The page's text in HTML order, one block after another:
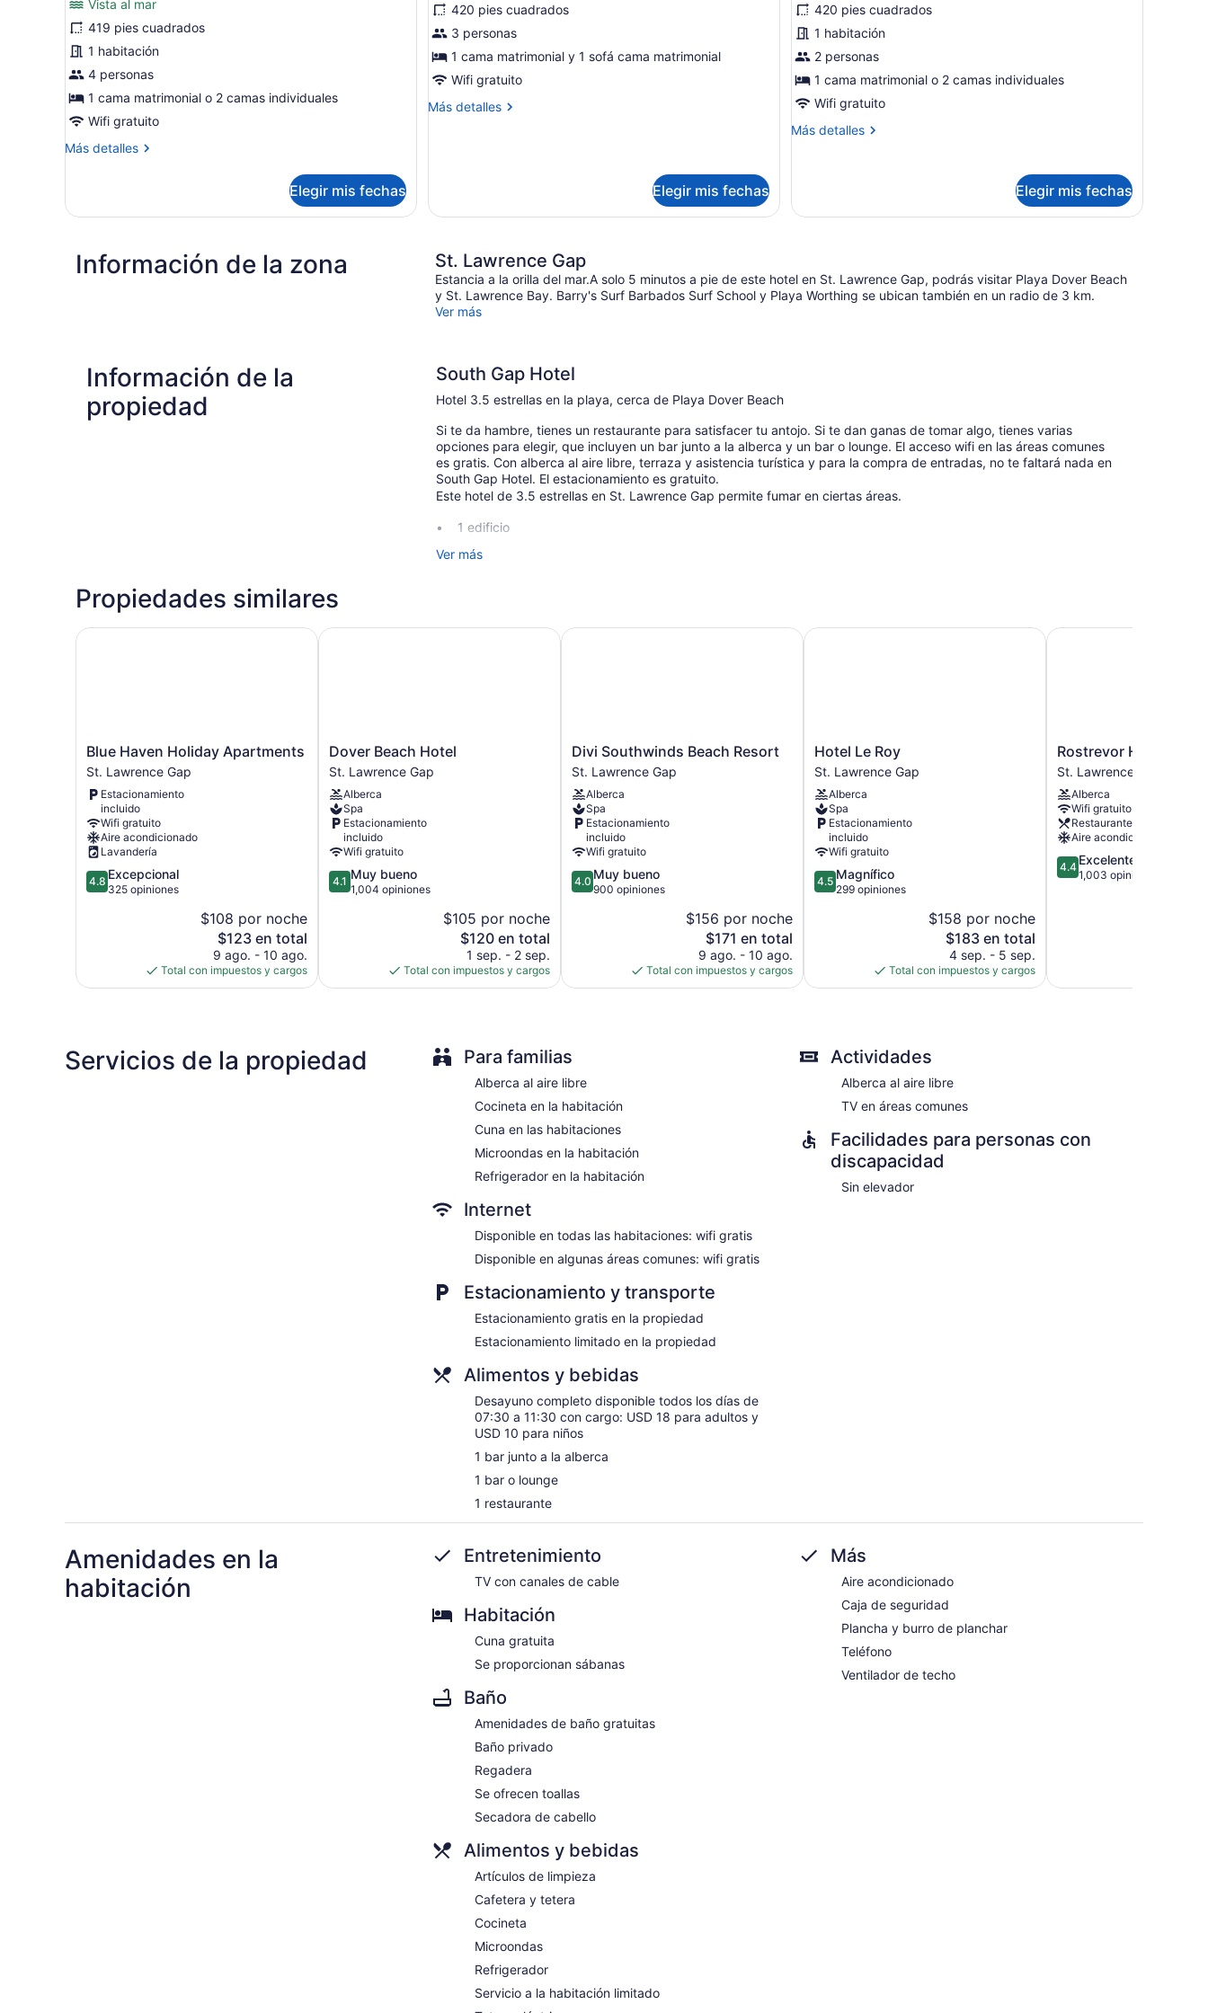
Suite,
1
habitación,
vista
al
océano,
frente
Vista al mar
419 pies cuadrados
1 habitación
4 personas
1 cama matrimonial o 2 camas individuales
Wifi gratuito
Más detalles
Más
1
océano,
Elegir mis fechas
Suite
junior,
vista
al
océano,
420 pies cuadrados
3 personas
1 cama matrimonial y 1 sofá cama matrimonial
Wifi gratuito
Más detalles
Más
al
océano,
la
alberca
Elegir mis fechas
Estudio
superior,
vista
al
océano,
frente
al
420 pies cuadrados
1 habitación
2 personas
1 cama matrimonial o 2 camas individuales
Wifi gratuito
Más detalles
Más
vista
al
océano
Elegir mis fechas
Información de la zona St. Lawrence Gap
Estancia a la orilla del mar.A solo 5 minutos a pie de este hotel en St. Lawrence Gap, podrás visitar Playa Dover Beach
y St. Lawrence Bay. Barry's Surf Barbados Surf School y Playa Worthing se ubican también en un radio de 3 km.
Ver más
Información de la
propiedad
South Gap Hotel
Hotel 3.5 estrellas en la playa, cerca de Playa Dover Beach
Si te da hambre, tienes un restaurante para satisfacer tu antojo. Si te dan ganas de tomar algo, tienes varias
opciones para elegir, que incluyen un bar junto a la alberca y un bar o lounge. El acceso wifi en las áreas comunes
es gratis. Con alberca al aire libre, terraza y asistencia turística y para la compra de entradas, no te faltará nada en
South Gap Hotel. El estacionamiento es gratuito.
Este hotel de 3.5 estrellas en St. Lawrence Gap permite fumar en ciertas áreas.
1 edificio
34 habitaciones
Desayuno disponible (con cargo)
Servicios de concierge
Televisión en las áreas comunes
Cajero automático o servicios bancarios
Áreas designadas para fumadores
Bar junto a la alberca
Restaurante
South Gap Hotel tiene 34 opciones de hospedaje con aire acondicionado, caja de seguridad y cafetera y tetera. Las
Las habitaciones también incluyen tabla de planchar con plancha y ventilador de techo. Se proporciona servicio de
limpieza todos los días.
Ver más
Propiedades similares
Blue
Haven
Holiday
Apartments
Lawrence
Gap
Blue Haven Holiday Apartments
St. Lawrence Gap
Estacionamiento
incluido
Wifi gratuito
Aire acondicionado
Lavandería
4.8
de
4.8 Excepcional
325 opiniones
$108 por noche
El
precio
actual
es
$123 en total
9 ago. - 10 ago.
Total con impuestos y cargos
Blue Haven Holiday Apartments
Dover
Beach
Hotel
St.
Lawrence
Gap
Dover Beach Hotel
St. Lawrence Gap
Alberca
Spa
Estacionamiento
incluido
Wifi gratuito
4.1
de
4.1 Muy bueno
1,004 opiniones
$105 por noche
El
precio
actual
es
$120 en total
1 sep. - 2 sep.
Total con impuestos y cargos
Dover Beach Hotel
Divi
Southwinds
Beach
Resort
St.
Lawrence
Gap
Divi Southwinds Beach Resort
St. Lawrence Gap
Alberca
Spa
Estacionamiento
incluido
Wifi gratuito
4.0
de
4.0 Muy bueno
900 opiniones
$156 por noche
El
precio
actual
es
$171 en total
9 ago. - 10 ago.
Total con impuestos y cargos
Divi Southwinds Beach Resort
Hotel
Le
Roy
St.
Lawrence
Gap
Hotel Le Roy
St. Lawrence Gap
Alberca
Spa
Estacionamiento
incluido
Wifi gratuito
4.5
de
4.5 Magnífico
299 opiniones
$158 por noche
El
precio
actual
es
$183 en total
4 sep. - 5 sep.
Total con impuestos y cargos
Hotel Le Roy
Rostrevor
Hotel
St.
Lawrence
Gap
Rostrevor Hotel
St. Lawrence Gap
Alberca
Wifi gratuito
Restaurante
Aire acondicionado
4.4
de
4.4 Excelente
1,003 opiniones
Rostrevor Hotel
Servicios de la propiedad Para familias
Alberca al aire libre
Cocineta en la habitación
Cuna en las habitaciones
Microondas en la habitación
Refrigerador en la habitación
Internet
Disponible en todas las habitaciones: wifi gratis
Disponible en algunas áreas comunes: wifi gratis
Estacionamiento y transporte
Estacionamiento gratis en la propiedad
Estacionamiento limitado en la propiedad
Alimentos y bebidas
Desayuno completo disponible todos los días de
07:30 a 11:30 con cargo: USD 18 para adultos y
USD 10 para niños
1 bar junto a la alberca
1 bar o lounge
1 restaurante
Actividades
Alberca al aire libre
TV en áreas comunes
Facilidades para personas con
discapacidad
Sin elevador
Amenidades en la
habitación
Entretenimiento
TV con canales de cable
Habitación
Cuna gratuita
Se proporcionan sábanas
Baño
Amenidades de baño gratuitas
Baño privado
Regadera
Se ofrecen toallas
Secadora de cabello
Alimentos y bebidas
Artículos de limpieza
Cafetera y tetera
Cocineta
Microondas
Refrigerador
Servicio a la habitación limitado
Más
Aire acondicionado
Caja de seguridad
Plancha y burro de planchar
Teléfono
Ventilador de techo